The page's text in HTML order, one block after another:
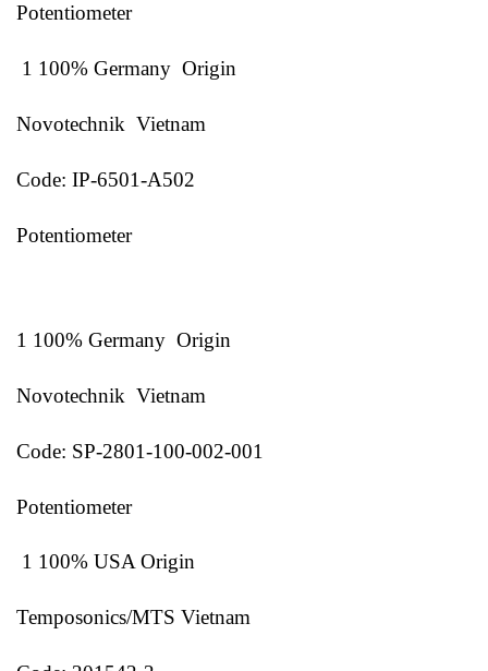
Potentiometer
1 100% Germany Origin
Novotechnik Vietnam
Code: IP-6501-A502
Potentiometer
1 100% Germany Origin
Novotechnik Vietnam
Code: SP-2801-100-002-001
Potentiometer
1 100% USA Origin
Temposonics/MTS Vietnam